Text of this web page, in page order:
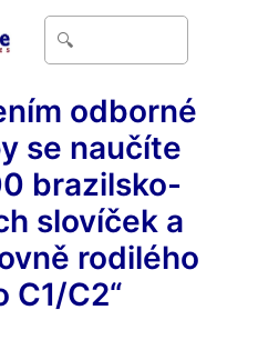
odborné
se naučíte
brazilsko-
slovíček a
rodilého
C1/C2“